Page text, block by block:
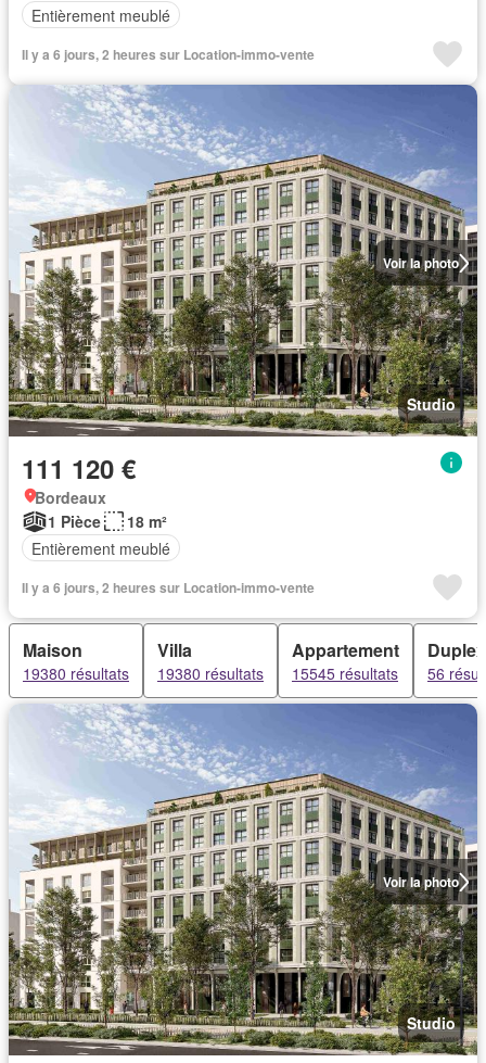
Entièrement meublé
Il y a 6 jours, 2 heures sur Location-immo-vente
Voir la photo
Studio
111 120 €
Bordeaux
1 Pièce
18 m²
Entièrement meublé
Il y a 6 jours, 2 heures sur Location-immo-vente
Maison
19380 résultats
Villa
19380 résultats
Appartement
15545 résultats
Duplex
56
Voir la photo
Studio